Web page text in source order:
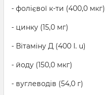
- фолієвої к-ти (400,0 мкг)
- цинку (15,0 мг)
- Вітаміну Д (400 I. u)
- йоду (150,0 мкг)
- вуглеводів (54,0 г)